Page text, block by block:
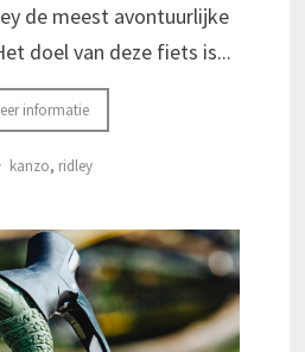
de meest avontuurlijke
doel van deze fiets is...
informatie
kanzo, ridley